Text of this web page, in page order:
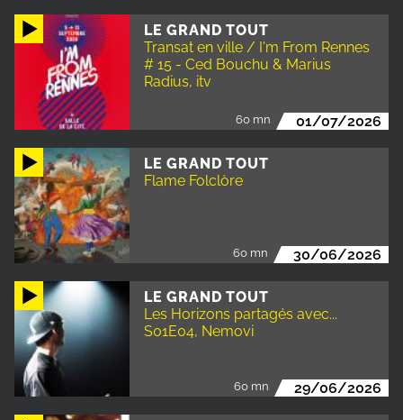
LE GRAND TOUT
Transat en ville / I'm From Rennes
# 15 - Ced Bouchu & Marius
Radius, itv
60 mn 01/07/2026
LE GRAND TOUT
Flame Folclòre
60 mn 30/06/2026
LE GRAND TOUT
Les Horizons partagés avec...
S01E04, Nemovi
60 mn 29/06/2026